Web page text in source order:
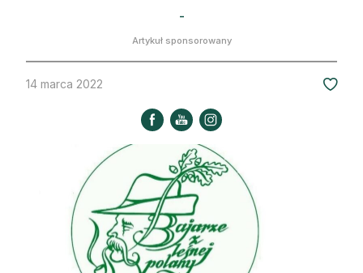
Nowe technologie
Prawo
Kultura i historia
Strefa eksperta
Auto do lasu
Dla drwala
Leśnik na zakupach
-
Artykuł sponsorowany
14 marca 2022